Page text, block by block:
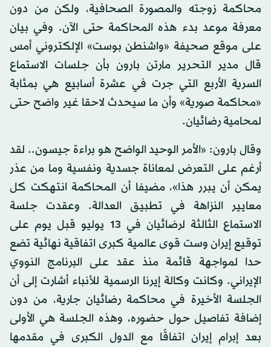
محاكمة زوجته والمصورة الصحافية، ولكن من دون
معرفة موعد بدء هذه المحاكمة حتى الآن. وفي بيان
على موقع صحيفة «واشنطن بوست» الإلكتروني أمس
قال مدير التحرير مارتن بارون بأن جلسات الاستماع
السرية الأربع التي جرت في عشرة أسابيع هي بمثابة
«محاكمة صورية» وأن ما سيحدث لاحقا غير واضح حتى
لمحامية رضائيان.
وقال بارون: «الأمر الوحيد الواضح هو براءة جيسون.. لقد
أرغم على التعرض لمعاناة جسدية ونفسية وما من عذر
يمكن أن يبرر هذا»، مضيفا أن المحاكمة انتهكت كل
معايير النزاهة في تطبيق العدالة. وعقدت جلسة
الاستماع الثالثة لرضائيان في 13 يوليو قبل يوم على
توقيع إيران وست قوى عالمية كبرى اتفاقية نهائية تضع
حدا لمواجهة قائمة منذ عقد على البرنامج النووي
الإيراني. وكانت وكالة إيرنا الرسمية للأنباء أشارت إلى أن
الجلسة الأخيرة في محاكمة رضائيان جارية، من دون
إضافة تفاصيل حول حضوره، وهذه الجلسة هي الأولى
بعد إبرام إيران اتفاقًا مع الدول الكبرى في مقدمها